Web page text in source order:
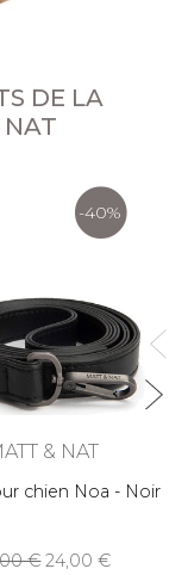
DE LA
-40%
& NAT
chien Noa - Noir
24,00